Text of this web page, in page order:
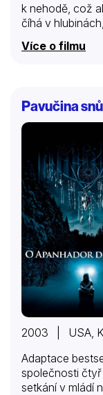
k nehodě, což
číhá v
Více o filmu
Pavučina snů
2003 | USA,
Adaptace
společnosti
setkání v mládí